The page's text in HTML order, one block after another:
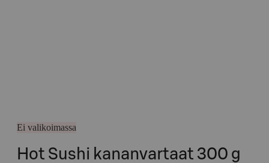
Ei valikoimassa
Hot Sushi kananvartaat 300 g